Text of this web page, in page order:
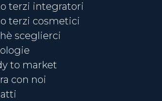
terzi integratori
terzi cosmetici
sceglierci
to market
con noi